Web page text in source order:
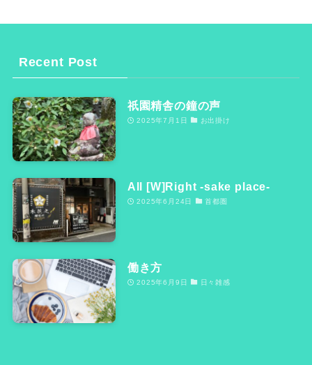
Recent Post
祇園精舎の鐘の声
2025年7月1日 お出掛け
All [W]Right -sake place-
2025年6月24日 首都圏
働き方
2025年6月9日 日々雑感